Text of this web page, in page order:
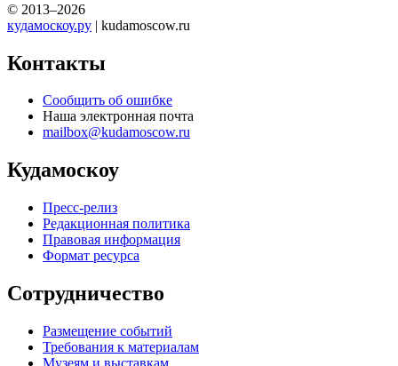
© 2013–2026
кудамоскоу.ру | kudamoscow.ru
Контакты
Сообщить об ошибке
Наша электронная почта
mailbox@kudamoscow.ru
Кудамоскоу
Пресс-релиз
Редакционная политика
Правовая информация
Формат ресурса
Сотрудничество
Размещение событий
Требования к материалам
Музеям и выставкам